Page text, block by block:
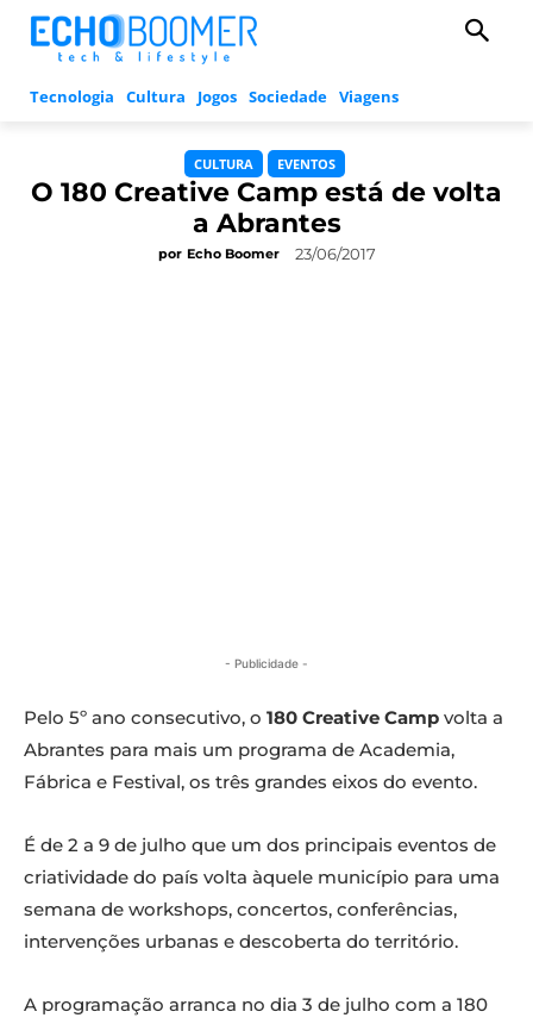
Tecnologia Cultura Jogos Sociedade Viagens
CULTURA EVENTOS
O 180 Creative Camp está de volta
a Abrantes
por Echo Boomer 23/06/2017
- Publicidade -
Pelo 5º ano consecutivo, o 180 Creative Camp volta a
Abrantes para mais um programa de Academia,
Fábrica e Festival, os três grandes eixos do evento.
É de 2 a 9 de julho que um dos principais eventos de
criatividade do país volta àquele município para uma
semana de workshops, concertos, conferências,
intervenções urbanas e descoberta do território.
A programação arranca no dia 3 de julho com a 180